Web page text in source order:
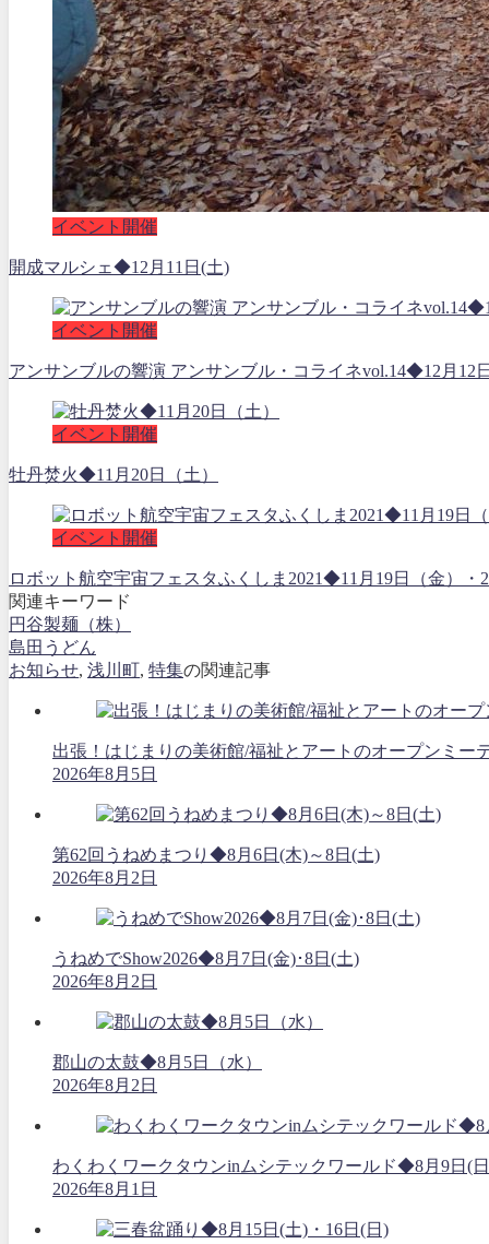
イベント開催
開成マルシェ◆12月11日(土)
イベント開催
アンサンブルの響演 アンサンブル・コライネvol.14◆12月12
イベント開催
牡丹焚火◆11月20日（土）
イベント開催
ロボット航空宇宙フェスタふくしま2021◆11月19日（金
関連キーワード
円谷製麺（株）
島田うどん
お知らせ, 浅川町, 特集の関連記事
出張！はじまりの美術館/福祉とアートのオープンミー
2026年8月5日
第62回うねめまつり◆8月6日(木)～8日(土)
2026年8月2日
うねめでShow2026◆8月7日(金)･8日(土)
2026年8月2日
郡山の太鼓◆8月5日（水）
2026年8月2日
わくわくワークタウンinムシテックワールド◆8月9日(
2026年8月1日